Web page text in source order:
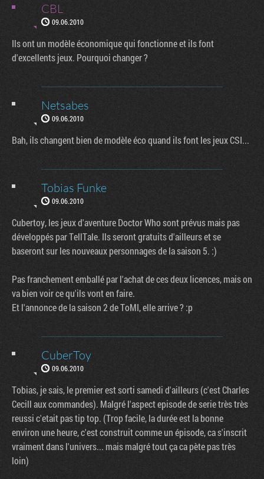
CBL
09.06.2010
Ils ont un modèle économique qui fonctionne et ils font
d'excellents jeux. Pourquoi changer ?
Netsabes
09.06.2010
Bah, ils changent bien de modèle éco quand ils font les jeux CSI...
Tobias Funke
09.06.2010
Cubertoy, les jeux d'aventure Doctor Who sont prévus mais pas
développés par TellTale. Ils seront gratuits d'ailleurs et se
baseront sur les nouveaux personnages de la saison 5. :)
Pas franchement emballé par l'achat de ces deux licences, mais on
va bien voir ce qu'ils vont en faire.
Et l'annonce de la saison 2 de ToMI, elle arrive ? :p
CuberToy
09.06.2010
Tobias, je sais, le premier est sorti samedi d'ailleurs (c'est Charles
Cecill aux commandes). Malgré l'aspect episode de serie très très
reussi c'etait pas tip top. (Trop facile, la durée est la bonne
environ une heure, c'est construit comme un épisode, ca s'inscrit
vraiment dans l'univers... mais malgré tout ça ca pète pas très
loin)